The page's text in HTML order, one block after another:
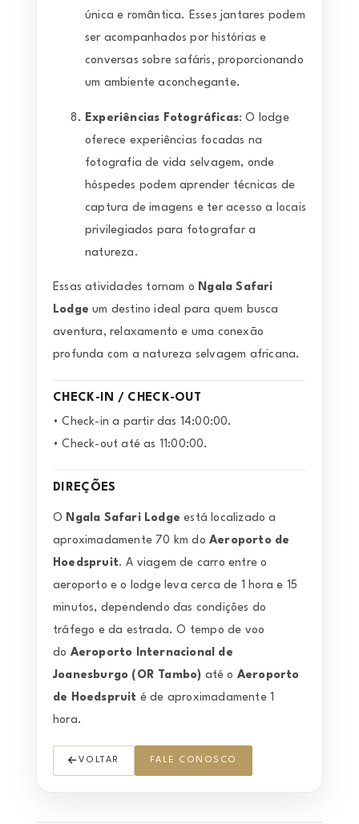
única e romântica. Esses jantares podem
ser acompanhados por histórias e
conversas sobre safáris, proporcionando
um ambiente aconchegante.
Experiências Fotográficas: O lodge
oferece experiências focadas na
fotografia de vida selvagem, onde
hóspedes podem aprender técnicas de
captura de imagens e ter acesso a locais
privilegiados para fotografar a
natureza.
Essas atividades tornam o Ngala Safari
Lodge um destino ideal para quem busca
aventura, relaxamento e uma conexão
profunda com a natureza selvagem africana.
CHECK-IN / CHECK-OUT
• Check-in a partir das 14:00:00.
• Check-out até as 11:00:00.
DIREÇÕES
O Ngala Safari Lodge está localizado a
aproximadamente 70 km do Aeroporto de
Hoedspruit. A viagem de carro entre o
aeroporto e o lodge leva cerca de 1 hora e 15
minutos, dependendo das condições do
tráfego e da estrada. O tempo de voo
do Aeroporto Internacional de
Joanesburgo (OR Tambo) até o Aeroporto
de Hoedspruit é de aproximadamente 1
hora.
VOLTAR FALE CONOSCO